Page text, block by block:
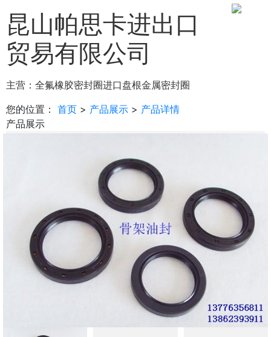
昆山帕思卡进出口
贸易有限公司
主营： 全氟橡胶密封圈进口盘根金属密封圈
您的位置： 首页 > 产品展示 > 产品详情
产品展示